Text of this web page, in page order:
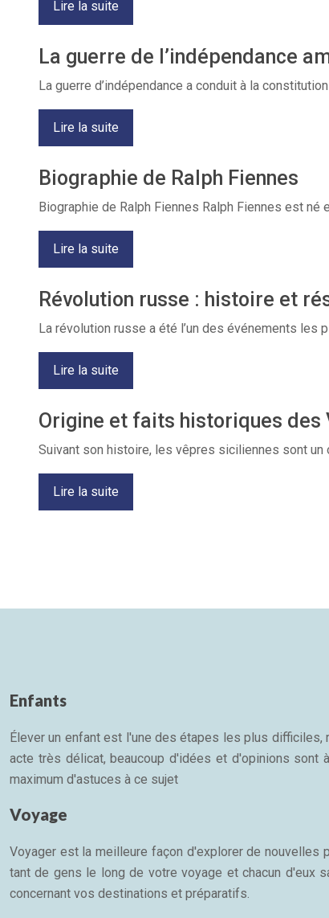
Lire la suite
La guerre de l’indépendance
La guerre d’indépendance a conduit à la
Lire la suite
Biographie de Ralph Fiennes
Biographie de Ralph Fiennes Ralph Fiennes est
Lire la suite
Révolution russe : histoire et
La révolution russe a été l’un des événements les
Lire la suite
Origine et faits historiques des
Suivant son histoire, les vêpres siciliennes sont un
Lire la suite
Enfants
Élever un enfant est l'une des étapes les plus
acte très délicat, beaucoup d'idées et d'opinions
maximum d'astuces à ce sujet
Voyage
Voyager est la meilleure façon d'explorer de
tant de gens le long de votre voyage et chacun d'eux
concernant vos destinations et préparatifs.